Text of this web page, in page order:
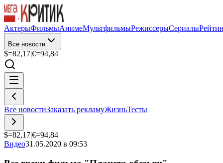
АктерыФильмыАнимеМультфильмыРежиссерыСериалы
Все новости
$=82,17|€=94,84
Все новостиЗаказать рекламуЖизньТесты
$=82,17|€=94,84
Видео31.05.2020 в 09:53